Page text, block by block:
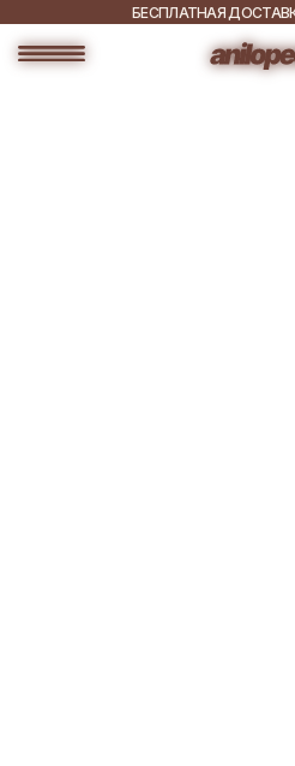
БЕСПЛАТНАЯ
ДОСТАВКА ПО
РОССИИ